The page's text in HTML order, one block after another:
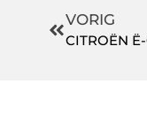
VORIG
CITROËN